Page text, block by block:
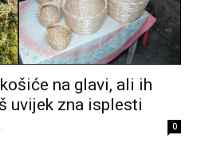
na glavi, ali ih
uvijek zna isplesti
0